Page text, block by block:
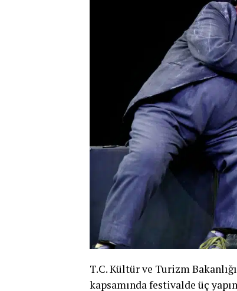
T.C. Kültür ve Turizm
kapsamında festivalde üç